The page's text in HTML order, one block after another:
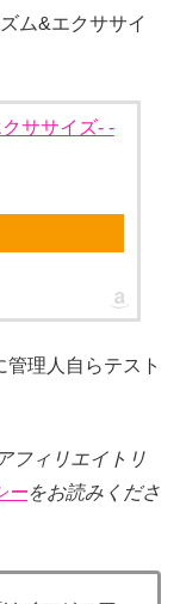
ム&エクササイ
ササイズ- -
理人自らテスト
フィリエイトリ
ーをお読みくださ